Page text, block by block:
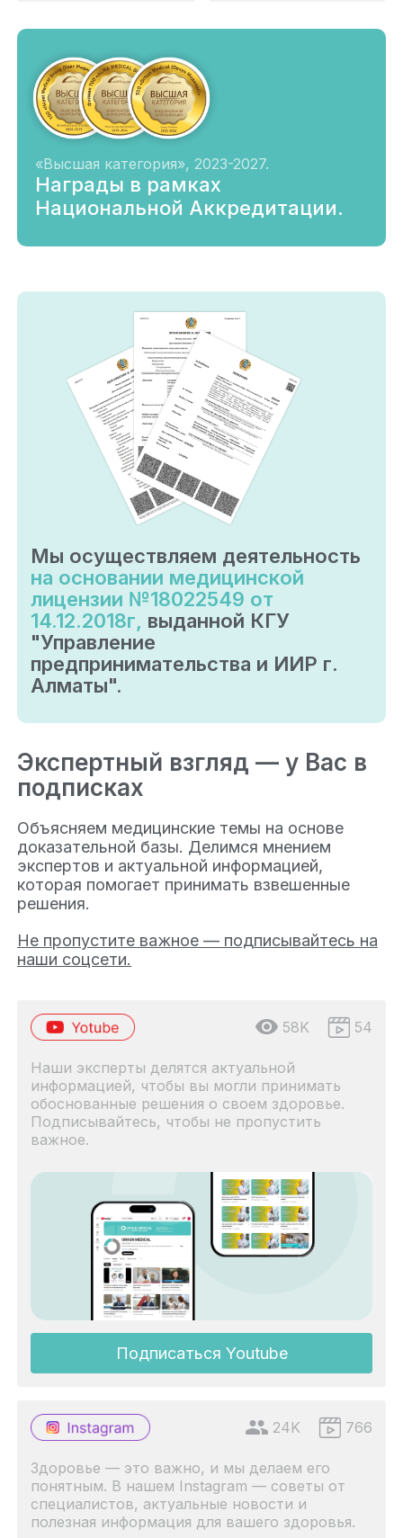
«Высшая категория», 2023-2027.
Награды в рамках
Национальной Аккредитации.
Мы осуществляем деятельность
на основании медицинской
лицензии №18022549 от
14.12.2018г, выданной КГУ
"Управление
предпринимательства и ИИР г.
Алматы".
Экспертный взгляд — у Вас в
подписках
Объясняем медицинские темы на основе
доказательной базы. Делимся мнением
экспертов и актуальной информацией,
которая помогает принимать взвешенные
решения.
Не пропустите важное — подписывайтесь на
наши соцсети.
58K 54
Наши эксперты делятся актуальной
информацией, чтобы вы могли принимать
обоснованные решения о своем здоровье.
Подписывайтесь, чтобы не пропустить
важное.
Подписаться Youtube
24K 766
Здоровье — это важно, и мы делаем его
понятным. В нашем Instagram — советы от
специалистов, актуальные новости и
полезная информация для вашего здоровья.